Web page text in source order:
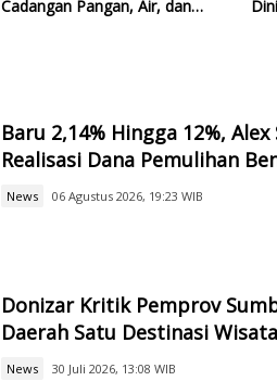
Cadangan Pangan, Air, dan
Baru 2,14% Hingga 12%,
Realisasi Dana Pemulihan
News 06 Agustus 2026, 19:23 WIB
Donizar Kritik Pemprov
Daerah Satu Destinasi
News 30 Juli 2026, 13:08 WIB